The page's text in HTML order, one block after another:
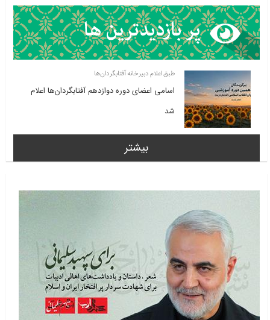
طبق اعلام دبیرخانه آفتابگردان‌ها
اسامی اعضای دوره دوازدهم آفتابگردان‌ها اعلام
شد
بیشتر